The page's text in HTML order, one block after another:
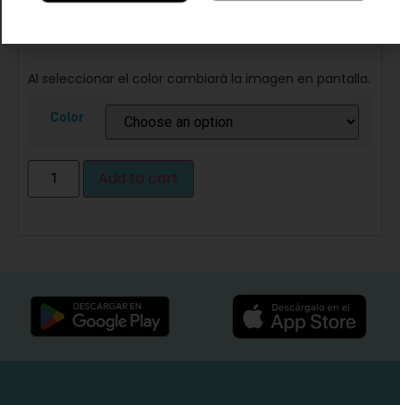
que refleja nuestro compromiso continuo con el color,
Al seleccionar el color cambiará la imagen en pantalla.
Color
Add to cart